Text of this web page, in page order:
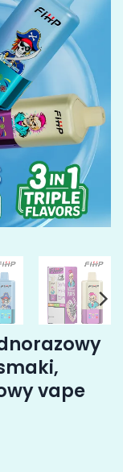
vape